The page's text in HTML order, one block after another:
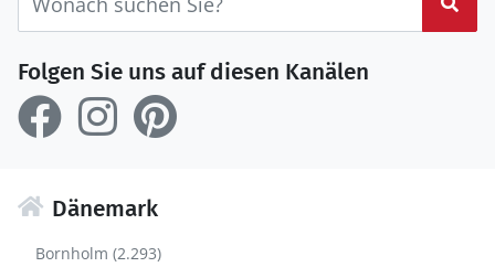
Folgen Sie uns auf diesen Kanälen
Dänemark
Bornholm (2.293)